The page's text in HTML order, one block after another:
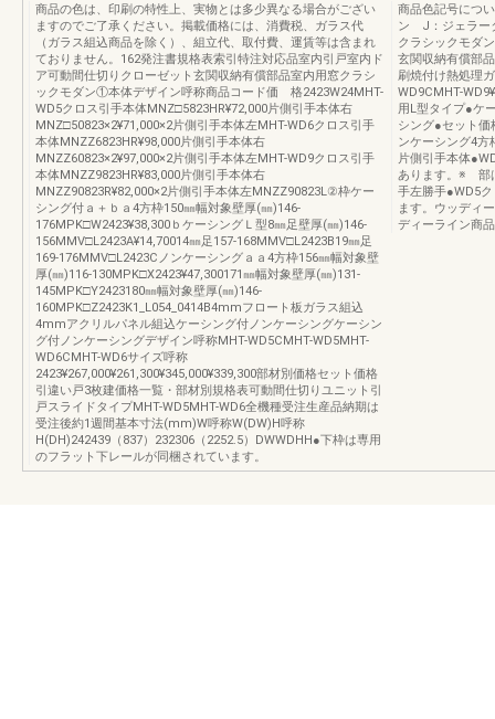
商品の色は、印刷の特性上、実物とは多少異なる場合がござい
ますのでご了承ください。掲載価格には、消費税、ガラス代
（ガラス組込商品を除く）、組立代、取付費、運賃等は含まれ
ておりません。162発注書規格表索引特注対応品室内引戸室内ド
ア可動間仕切りクローゼット玄関収納有償部品室内用窓クラシ
ックモダン①本体デザイン呼称商品コード価 格2423W24MHT-
WD5クロス引手本体MNZ□5823HR¥72,000片側引手本体右
MNZ□50823×2¥71,000×2片側引手本体左MHT-WD6クロス引手
本体MNZZ6823HR¥98,000片側引手本体右
MNZZ60823×2¥97,000×2片側引手本体左MHT-WD9クロス引手
本体MNZZ9823HR¥83,000片側引手本体右
MNZZ90823R¥82,000×2片側引手本体左MNZZ90823L②枠ケー
シング付ａ＋ｂａ4方枠150㎜幅対象壁厚(㎜)146-
176MPK□W2423¥38,300ｂケーシングＬ型8㎜足壁厚(㎜)146-
156MMV□L2423A¥14,70014㎜足157-168MMV□L2423B19㎜足
169-176MMV□L2423Cノンケーシングａａ4方枠156㎜幅対象壁
厚(㎜)116-130MPK□X2423¥47,300171㎜幅対象壁厚(㎜)131-
145MPK□Y2423180㎜幅対象壁厚(㎜)146-
160MPK□Z2423K1_L054_0414B4mmフロート板ガラス組込
4mmアクリルパネル組込ケーシング付ノンケーシングケーシン
グ付ノンケーシングデザイン呼称MHT-WD5CMHT-WD5MHT-
WD6CMHT-WD6サイズ呼称
2423¥267,000¥261,300¥345,000¥339,300部材別価格セット価格
引違い戸3枚建価格一覧・部材別規格表可動間仕切りユニット引
戸スライドタイプMHT-WD5MHT-WD6全機種受注生産品納期は
受注後約1週間基本寸法(mm)W呼称W(DW)H呼称
H(DH)242439（837）232306（2252.5）DWWDHH●下枠は専用
のフラット下レールが同梱されています。
商品色記号につ
ン J：ジェラー
クラシックモダ
玄関収納有償部
刷焼付け熱処理
WD9CMHT-
用L型タイプ●ケ
シング●セット
ンケーシング4方
片側引手本体
あります。※ 部
手左勝手●WD5
ます。ウッディ
ディーライン商